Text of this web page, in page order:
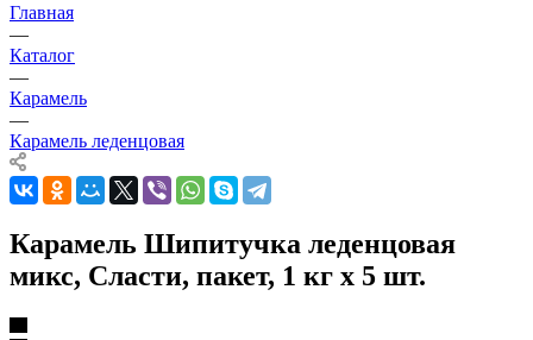
Главная
—
Каталог
—
Карамель
—
Карамель леденцовая
Карамель Шипитучка леденцовая
микс, Сласти, пакет, 1 кг х 5 шт.